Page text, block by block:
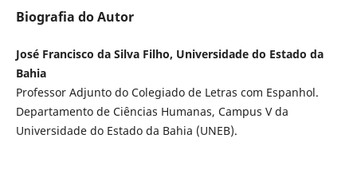
Biografia do Autor
José Francisco da Silva Filho, Universidade do Estado da
Bahia
Professor Adjunto do Colegiado de Letras com Espanhol.
Departamento de Ciências Humanas, Campus V da
Universidade do Estado da Bahia (UNEB).